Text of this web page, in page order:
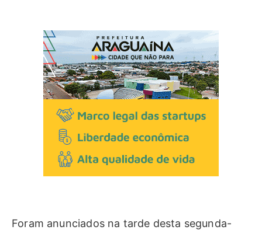
Foram anunciados na tarde desta segunda-